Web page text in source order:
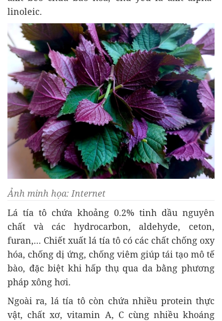
linoleic.
Ảnh minh họa: Internet
Lá tía tô chứa khoảng 0.2% tinh dầu nguyên
chất và các hydrocarbon, aldehyde, ceton,
furan,... Chiết xuất lá tía tô có các chất chống oxy
hóa, chống dị ứng, chống viêm giúp tái tạo mô tế
bào, đặc biệt khi hấp thụ qua da bằng phương
pháp xông hơi.
Ngoài ra, lá tía tô còn chứa nhiều protein thực
vật, chất xơ, vitamin A, C cùng nhiều khoáng